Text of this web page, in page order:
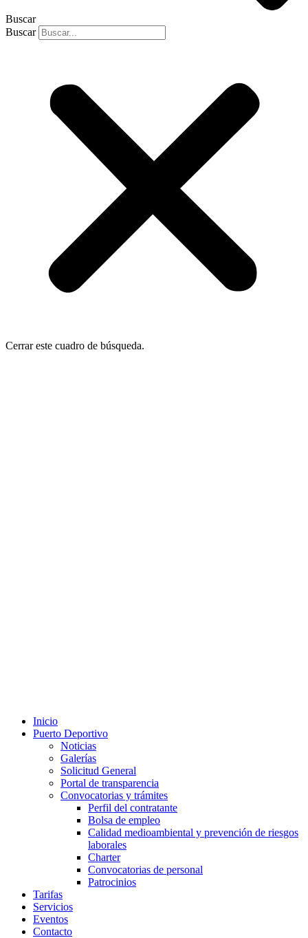
Buscar
Buscar
Cerrar este cuadro de búsqueda.
Inicio
Puerto Deportivo
Noticias
Galerías
Solicitud General
Portal de transparencia
Convocatorias y trámites
Perfil del contratante
Bolsa de empleo
Calidad medioambiental y prevención de riesgos
laborales
Charter
Convocatorias de personal
Patrocinios
Tarifas
Servicios
Eventos
Contacto